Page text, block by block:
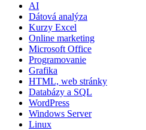
AI
Dátová analýza
Kurzy Excel
Online marketing
Microsoft Office
Programovanie
Grafika
HTML, web stránky
Databázy a SQL
WordPress
Windows Server
Linux